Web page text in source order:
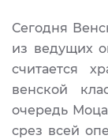
Сегодня
из ведущих
считается
венской
очередь
срез всей